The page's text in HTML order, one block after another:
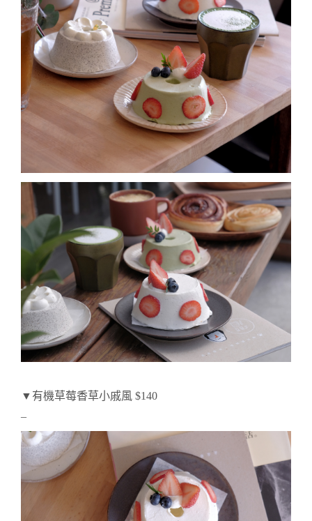
▼有機草莓香草小戚風 $140
–